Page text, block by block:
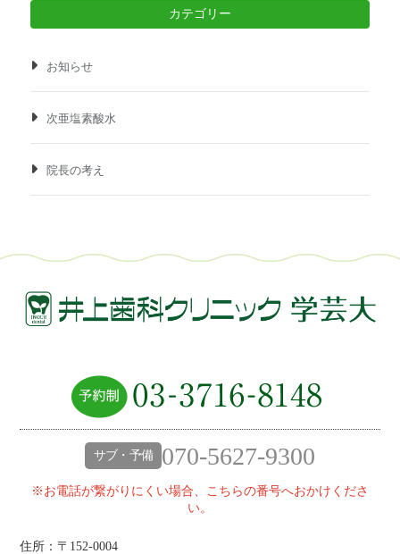
カテゴリー
お知らせ
次亜塩素酸水
院長の考え
サブ・予備 070-5627-9300
※お電話が繋がりにくい場合、こちらの番号へおかけくださ
い。
住所：〒152-0004